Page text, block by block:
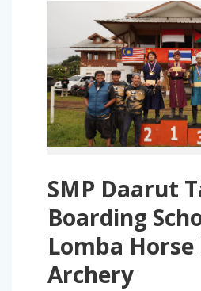
SMP Daarut
Boarding
Lomba Horse
Archery